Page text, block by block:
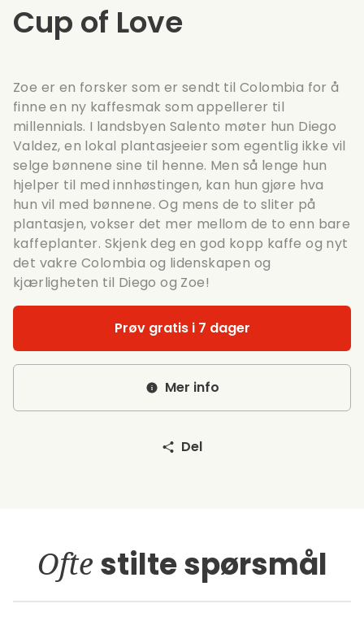
Cup of Love
Zoe er en forsker som er sendt til Colombia for å
finne en ny kaffesmak som appellerer til
millennials. I landsbyen Salento møter hun Diego
Valdez, en lokal plantasjeeier som egentlig ikke vil
selge bønnene sine til henne. Men så lenge hun
hjelper til med innhøstingen, kan hun gjøre hva
hun vil med bønnene. Og mens de to sliter på
plantasjen, vokser det mer mellom de to enn bare
kaffeplanter. Skjenk deg en god kopp kaffe og nyt
det vakre Colombia og lidenskapen og
kjærligheten til Diego og Zoe!
Prøv gratis i 7 dager
Mer info
Del
Ofte stilte spørsmål